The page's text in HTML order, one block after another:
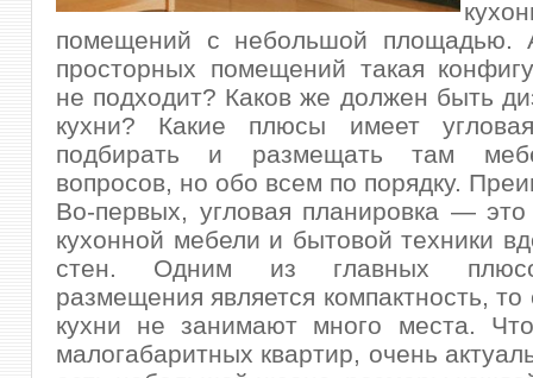
помещений с небольшой площадью.
просторных помещений такая
не подходит? Каков же должен быть
кухни? Какие плюсы имеет
подбирать и размещать там
вопросов, но обо всем по порядку.
Во-первых, угловая планировка —
кухонной мебели и бытовой техники
стен. Одним из главных
размещения является компактность, то
кухни не занимают много места.
малогабаритных квартир, очень